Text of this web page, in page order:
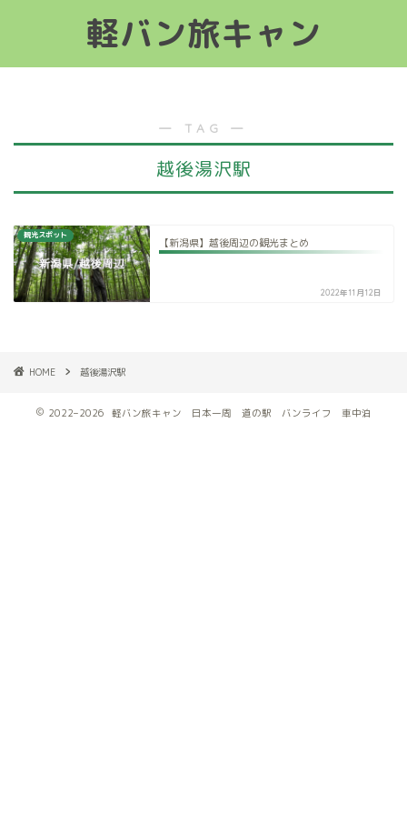
軽バン旅キャン
― TAG ―
越後湯沢駅
観光スポット
【新潟県】越後周辺の観光まとめ
2022年11月12日
HOME 越後湯沢駅
2022–2026 軽バン旅キャン 日本一周 道の駅 バンライフ 車中泊